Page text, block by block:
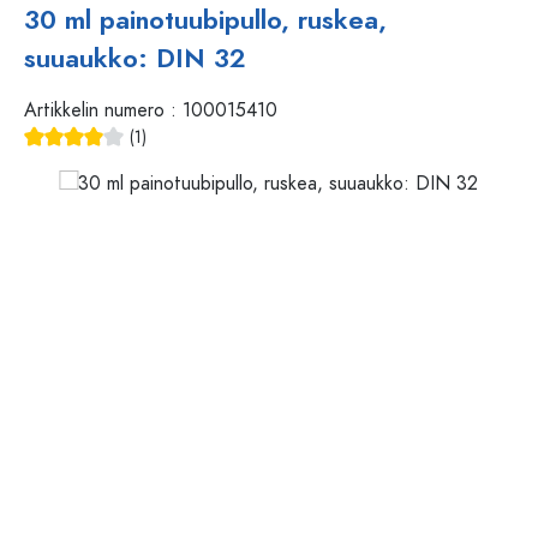
30 ml painotuubipullo, ruskea,
suuaukko: DIN 32
Artikkelin numero : 100015410
(1)